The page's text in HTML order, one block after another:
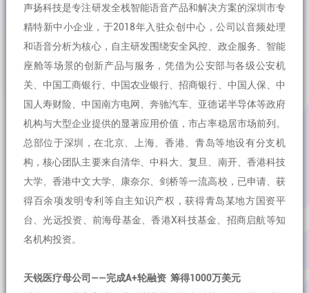
声扬科技是专注研发全栈智能语音产品和解决方案的深圳市专
精特新中小企业，于2018年入驻众创中心，公司以音频处理
和语音分析为核心，自主研发围绕安全风控、政企服务、智能
座舱等场景的创新产品与服务，凭借为公安部与各级公安机
关、中国工商银行、中国农业银行、招商银行、中国人保、中
国人寿财险、中国南方电网、奔驰汽车、亚德诺半导体等政府
机构与大型企业提供的显著应用价值，市占率稳居市场前列。
总部位于深圳，在北京、上海、香港、青岛等地设有分支机
构，核心团队主要来自清华、中科大、复旦、南开、香港科技
大学、香港中文大学、康奈尔、剑桥等一流高校，已申请、获
得百余项发明专利等自主知识产权，获得青岛某地方国资平
台、光远投资、前海母基金、香港X科技基金、招商启航等知
名机构投资。
天锐医疗母公司——完成A+轮融资 筹得1000万美元